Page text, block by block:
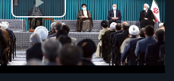
پخش
ویدیو